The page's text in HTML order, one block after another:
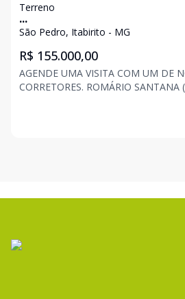
Terreno
...
São Pedro, Itabirito - MG
R$ 155.000,00
AGENDE UMA VISITA COM UM DE
CORRETORES. ROMÁRIO SANTANA (31) 98582-9294
ASSIS (31) 98565-1205 . . . OBS:
alteração de preço, descrição e